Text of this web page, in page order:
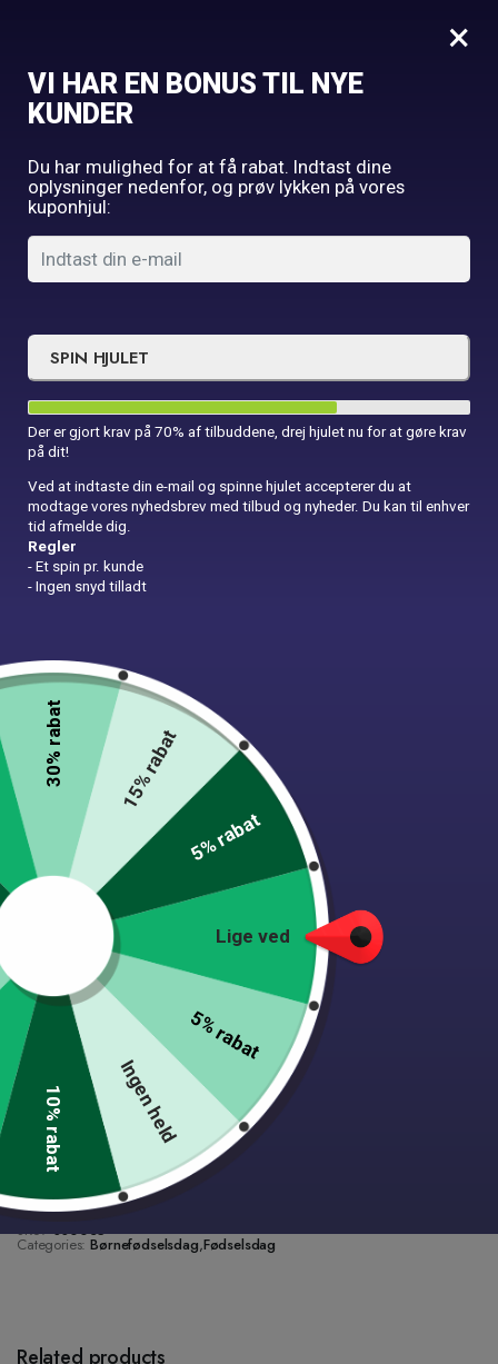
Forside Fødselsdag Muffinforme med flag
20,00 kr.
In Stock
Pakken indeholder:
100 stk muffinforme
Muffinforme
Tilføj til kurv
Add to wishlist
Lynhurtig levering.
1-2 dages levering på alle varer
Danskejet med lager i Roskilde
14 dages fuld returret
Gratis fragt til pakkeshop ved køb over 499 DKK.
Fantastisk kundeservice på live chat og mail
SKU: SS0035
Categories: Børnefødselsdag,Fødselsdag
Related products
×
VI HAR EN BONUS TIL NYE
KUNDER
Du har mulighed for at få rabat. Indtast dine
oplysninger nedenfor, og prøv lykken på vores
kuponhjul:
SPIN HJULET
Der er gjort krav på 70% af tilbuddene, drej hjulet nu for at gøre krav
på dit!
Ved at indtaste din e-mail og spinne hjulet accepterer du at
modtage vores nyhedsbrev med tilbud og nyheder. Du kan til enhver
tid afmelde dig.
Regler
- Et spin pr. kunde
- Ingen snyd tilladt
Lige ved
5% rabat
Ingen held
10% rabat
30% rabat 15% rabat
5% rabat